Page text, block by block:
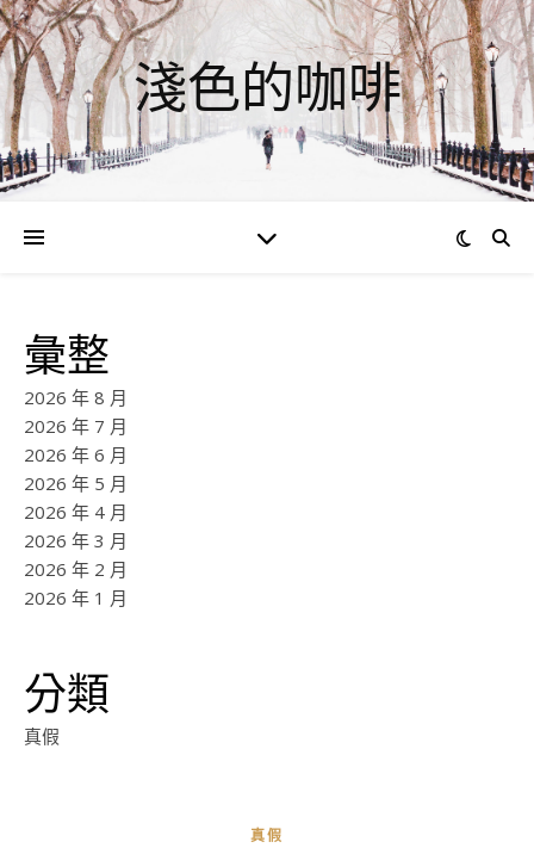
淺色的咖啡
彙整
2026 年 8 月
2026 年 7 月
2026 年 6 月
2026 年 5 月
2026 年 4 月
2026 年 3 月
2026 年 2 月
2026 年 1 月
分類
真假
真假